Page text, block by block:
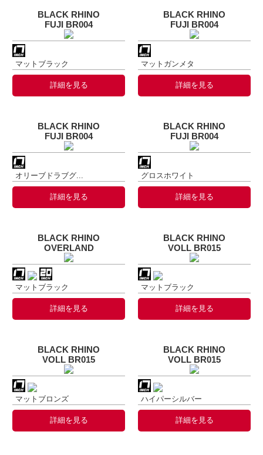
BLACK RHINO
FUJI BR004
マットブラック
詳細を見る
BLACK RHINO
FUJI BR004
マットガンメタ
詳細を見る
BLACK RHINO
FUJI BR004
オリーブドラブグ...
詳細を見る
BLACK RHINO
FUJI BR004
グロスホワイト
詳細を見る
BLACK RHINO
OVERLAND
マットブラック
詳細を見る
BLACK RHINO
VOLL BR015
マットブラック
詳細を見る
BLACK RHINO
VOLL BR015
マットブロンズ
詳細を見る
BLACK RHINO
VOLL BR015
ハイパーシルバー
詳細を見る